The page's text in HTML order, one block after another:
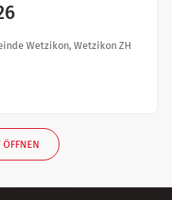
Wetzikon, Wetzikon ZH
ÖFFNEN